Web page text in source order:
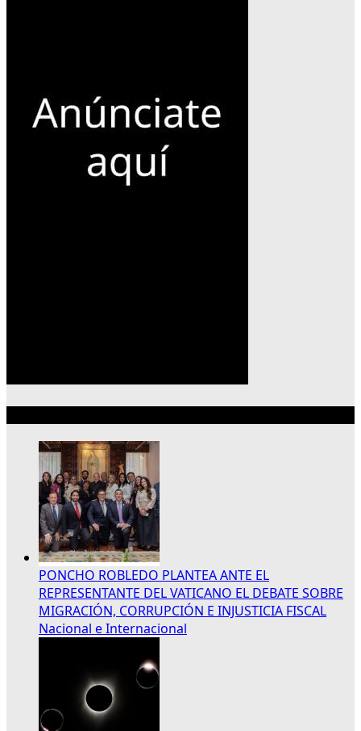
PONCHO ROBLEDO PLANTEA ANTE EL
REPRESENTANTE DEL VATICANO EL DEBATE SOBRE
MIGRACIÓN, CORRUPCIÓN E INJUSTICIA FISCAL
Nacional e Internacional